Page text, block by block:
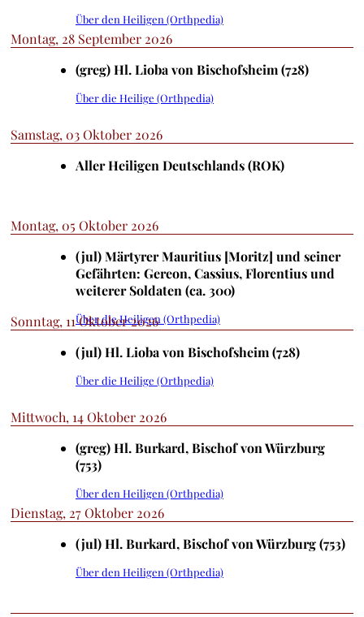
Über den Heiligen (Orthpedia)
Montag, 28 September 2026
(greg) Hl. Lioba von Bischofsheim (728)
Über die Heilige (Orthpedia)
Samstag, 03 Oktober 2026
Aller Heiligen Deutschlands (ROK)
Montag, 05 Oktober 2026
(jul) Märtyrer Mauritius [Moritz] und seiner
Gefährten: Gereon, Cassius, Florentius und
weiterer Soldaten (ca. 300)
Über die Heiligen (Orthpedia)
Sonntag, 11 Oktober 2026
(jul) Hl. Lioba von Bischofsheim (728)
Über die Heilige (Orthpedia)
Mittwoch, 14 Oktober 2026
(greg) Hl. Burkard, Bischof von Würzburg
(753)
Über den Heiligen (Orthpedia)
Dienstag, 27 Oktober 2026
(jul) Hl. Burkard, Bischof von Würzburg (753)
Über den Heiligen (Orthpedia)